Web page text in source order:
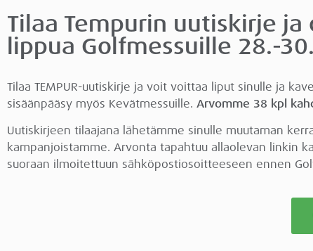
Tilaa Tempurin uutiskirje
lippua Golfmessuille 28.-
Tilaa TEMPUR-uutiskirje ja voit voittaa liput sinulle ja
sisäänpääsy myös Kevätmessuille. Arvomme 38 kpl
Uutiskirjeen tilaajana lähetämme sinulle muutaman
kampanjoistamme. Arvonta tapahtuu allaolevan linkin
suoraan ilmoitettuun sähköpostiosoitteeseen ennen